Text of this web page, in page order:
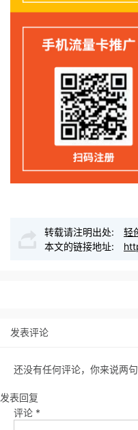
转载请注明出处:
轻
本文的链接地址:
发表评论
还没有任何评论，你来说两
发表回复
评论 *